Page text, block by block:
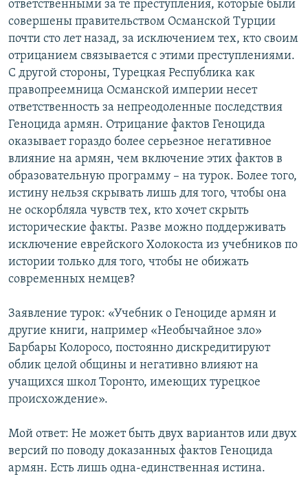
ответственными за те преступления, которые были
совершены правительством Османской Турции
почти сто лет назад, за исключением тех, кто своим
отрицанием связывается с этими преступлениями.
С другой стороны, Турецкая Республика как
правопреемница Османской империи несет
ответственность за непреодоленные последствия
Геноцида армян. Отрицание фактов Геноцида
оказывает гораздо более серьезное негативное
влияние на армян, чем включение этих фактов в
образовательную программу – на турок. Более того,
истину нельзя скрывать лишь для того, чтобы она
не оскорбляла чувств тех, кто хочет скрыть
исторические факты. Разве можно поддерживать
исключение еврейского Холокоста из учебников по
истории только для того, чтобы не обижать
современных немцев?
Заявление турок: «Учебник о Геноциде армян и
другие книги, например «Необычайное зло»
Барбары Колоросо, постоянно дискредитируют
облик целой общины и негативно влияют на
учащихся школ Торонто, имеющих турецкое
происхождение».
Мой ответ: Не может быть двух вариантов или двух
версий по поводу доказанных фактов Геноцида
армян. Есть лишь одна-единственная истина.